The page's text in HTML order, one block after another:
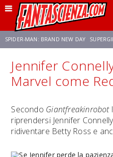
SPIDER-MAN: BRAND NEW DAY
FRANCO RICCIARDIELLO ZENDAYA
Jennifer
Marvel come
Secondo Giantfreakinrobot
riprendersi Jennifer
ridiventare Betty Ross e